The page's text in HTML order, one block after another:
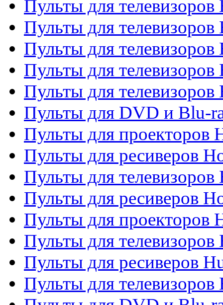
Пульты для телевизоров
Пульты для телевизоров
Пульты для телевизоров
Пульты для телевизоров
Пульты для телевизоров
Пульты для DVD и Blu-
Пульты для проекторов
Пульты для ресиверов
Пульты для
Пульты для ресиверов
Пульты для проекторов
Пульты для телевизоров
Пульты для ресиверов
Пульты для